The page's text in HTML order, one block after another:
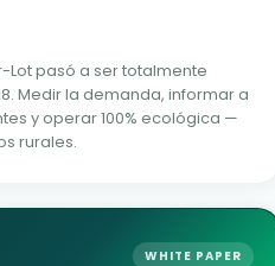
Lot pasó a ser totalmente
Medir la demanda, informar a
y operar 100% ecológica —
rurales.
WHITE PAPER